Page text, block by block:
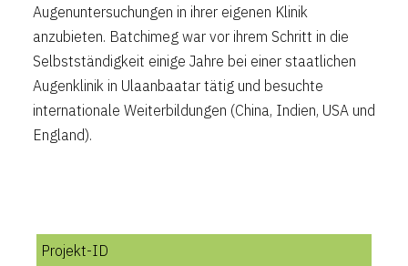
Augenuntersuchungen in ihrer eigenen Klinik
anzubieten. Batchimeg war vor ihrem Schritt in die
Selbstständigkeit einige Jahre bei einer staatlichen
Augenklinik in Ulaanbaatar tätig und besuchte
internationale Weiterbildungen (China, Indien, USA und
England).
Projekt-ID